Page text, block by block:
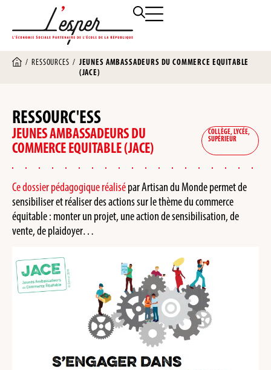
/RESSOURCES / JEUNES AMBASSADEURS DU COMMERCE EQUITABLE
(JACE)
RESSOURC'ESS
JEUNES AMBASSADEURS DU
COMMERCE EQUITABLE (JACE)
COLLÈGE, LYCÉE,
SUPÉRIEUR
Ce dossier pédagogique réalisépar Artisan du Monde permet de
sensibiliser et réaliser des actions sur le thème du commerce
équitable : monter un projet, une action de sensibilisation, de
vente, de plaidoyer…